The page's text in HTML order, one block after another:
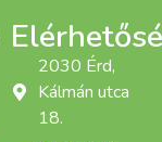
2030 Érd,
Kálmán utca
18.